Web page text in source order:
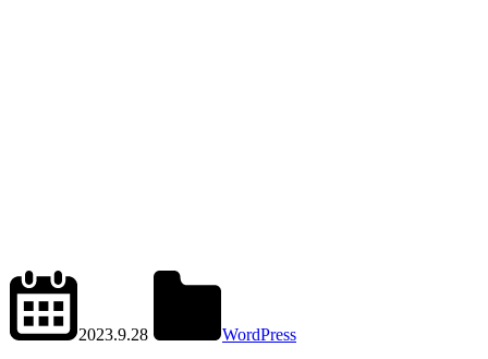
2023.9.28
WordPress